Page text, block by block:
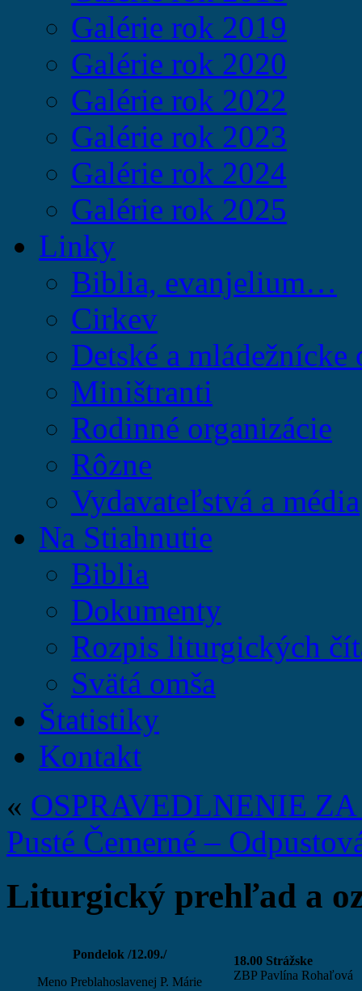
Galérie rok 2019
Galérie rok 2020
Galérie rok 2022
Galérie rok 2023
Galérie rok 2024
Galérie rok 2025
Linky
Biblia, evanjelium…
Cirkev
Detské a mládežnícke
Miništranti
Rodinné organizácie
Rôzne
Vydavateľstvá a média
Na Stiahnutie
Biblia
Dokumenty
Rozpis liturgických
Svätá omša
Štatistiky
Kontakt
« OSPRAVEDLNENIE
Pusté Čemerné –
Liturgický prehľad a
Pondelok /12.09./
Meno Preblahoslavenej P. Márie
18.00 Strážske
ZBP Pavlína Rohaľová